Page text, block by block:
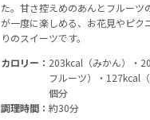
た。甘さ控えめのあんとフルーツ
が一度に楽しめる、お花見やピク
りのスイーツです。
カロリー： 203kcal（みかん）・
フルーツ）・127kcal
個分
調理時間： 約30分